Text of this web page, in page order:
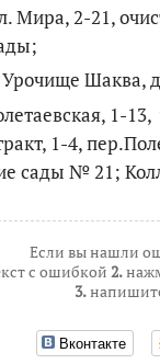
Мира, 2-21,
Шаква,
1-13,
1-4,
сады № 21;
Если вы нашли
с ошибкой 2.
3.
Вконтакте